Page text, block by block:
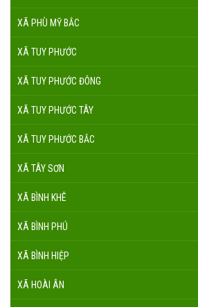
XÃ PHÙ MỸ BẮC
XÃ TUY PHƯỚC
XÃ TUY PHƯỚC ĐÔNG
XÃ TUY PHƯỚC TÂY
XÃ TUY PHƯỚC BẮC
XÃ TÂY SƠN
XÃ BÌNH KHÊ
XÃ BÌNH PHÚ
XÃ BÌNH HIỆP
XÃ HOÀI ÂN